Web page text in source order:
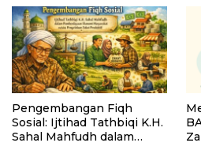
Pengembangan Fiqh
Sosial: Ijtihad Tathbiqi K.H.
Sahal Mahfudh dalam